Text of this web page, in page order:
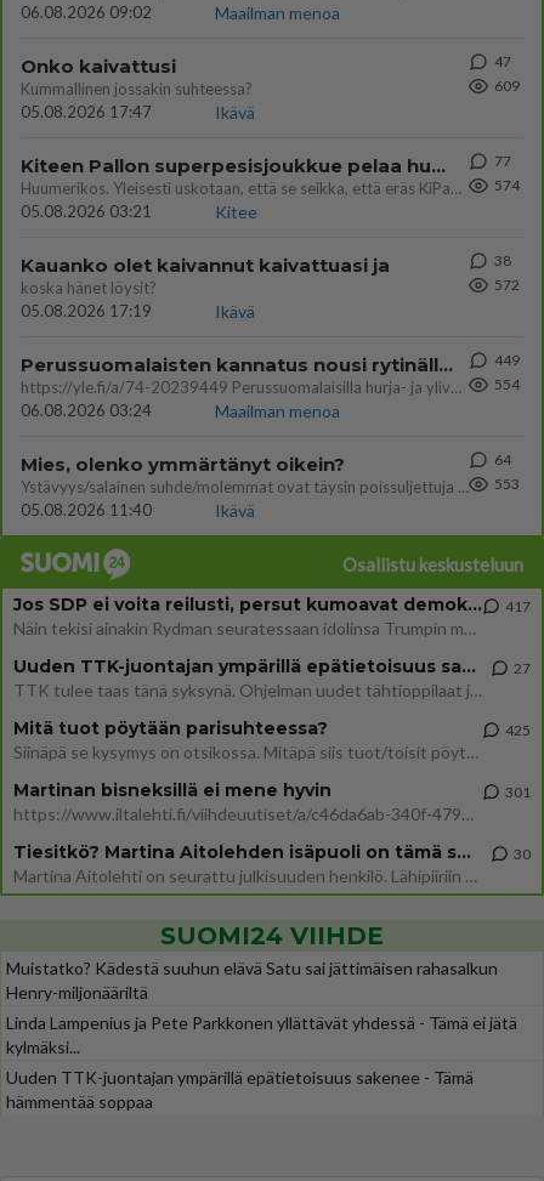
06.08.2026 09:02
Maailman menoa
Onko kaivattusi
Kummallinen jossakin suhteessa?
05.08.2026 17:47
Ikävä
47
609
Kiteen Pallon superpesisjoukkue pelaa huumeiden vaikutuksen alaisena
Huumerikos. Yleisesti uskotaan, että se seikka, että eräs KiPan pelaaja kärähtää huumeista, on vain jäävuoren huippu. M
05.08.2026 03:21
Kitee
77
574
Kauanko olet kaivannut kaivattuasi ja
koska hänet löysit?
05.08.2026 17:19
Ikävä
38
572
Perussuomalaisten kannatus nousi rytinällä Ylen tänään julkaisemassa tuoreimmassa gallup-kyselyssä.
https://yle.fi/a/74-20239449 Perussuomalaisilla hurja- ja ylivoimaisesti suurin nousu tässä uudessa Ylen gallupissa. Kyl
06.08.2026 03:24
Maailman menoa
449
554
Mies, olenko ymmärtänyt oikein?
Ystävyys/salainen suhde/molemmat ovat täysin poissuljettuja asioita? Nainen
05.08.2026 11:40
Ikävä
64
553
Osallistu keskusteluun
Jos SDP ei voita reilusti, persut kumoavat demokratian Suomesta
Näin tekisi ainakin Rydman seuratessaan idolinsa Trumpin mallia https://www.is.fi/politiikka/art-2000012187244.html
417
Uuden TTK-juontajan ympärillä epätietoisuus sakenee - Nyt MTV hämmentää soppaa
TTK tulee taas tänä syksynä. Ohjelman uudet tähtioppilaat julkistetaan torstaina 6. elokuuta klo 14 alkavassa lehdistö
27
Mitä tuot pöytään parisuhteessa?
Siinäpä se kysymys on otsikossa. Mitäpä siis tuot/toisit pöytään parisuhteessa? Oletko mies vai nainen? Koetko sen mitä
425
Martinan bisneksillä ei mene hyvin
https://www.iltalehti.fi/viihdeuutiset/a/c46da6ab-340f-4790-aaa7-0865eed2336 Yrityksen konkurssihakemus on tullut kärä
301
Tiesitkö? Martina Aitolehden isäpuoli on tämä suosittu laulaja
Martina Aitolehti on seurattu julkisuuden henkilö. Lähipiiriin mahtuu muitakin tunnettuja henkilöitä. Tiesitkö, että Ma
30
SUOMI24 VIIHDE
Muistatko? Kädestä suuhun elävä Satu sai jättimäisen rahasalkun
Henry-miljonääriltä
Linda Lampenius ja Pete Parkkonen yllättävät yhdessä - Tämä ei jätä
kylmäksi...
Uuden TTK-juontajan ympärillä epätietoisuus sakenee - Tämä
hämmentää soppaa